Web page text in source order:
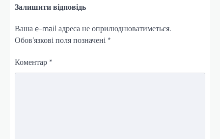
Залишити відповідь
Ваша e-mail адреса не оприлюднюватиметься.
Обов’язкові поля позначені *
Коментар *